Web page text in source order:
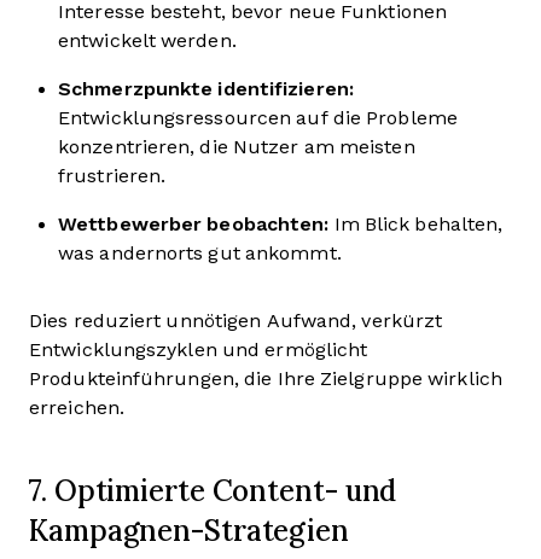
Interesse besteht, bevor neue Funktionen
entwickelt werden.
Schmerzpunkte identifizieren:
Entwicklungsressourcen auf die Probleme
konzentrieren, die Nutzer am meisten
frustrieren.
Wettbewerber beobachten: Im Blick behalten,
was andernorts gut ankommt.
Dies reduziert unnötigen Aufwand, verkürzt
Entwicklungszyklen und ermöglicht
Produkteinführungen, die Ihre Zielgruppe wirklich
erreichen.
7. Optimierte Content- und
Kampagnen-Strategien